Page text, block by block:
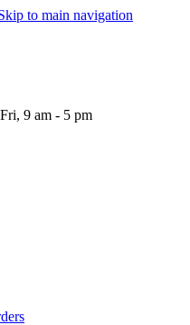
to main navigation
9 am - 5 pm